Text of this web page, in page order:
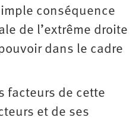
conséquence
de l’extrême droite
dans le cadre
facteurs de cette
et de ses